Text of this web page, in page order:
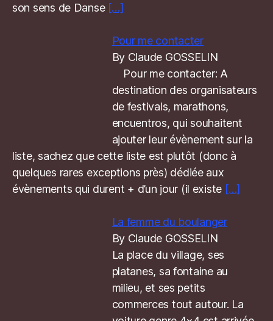
son sens de Danse […]
Pour me contacter
By Claude GOSSELIN
Pour me contacter: A
destination des organisateurs
de festivals, marathons,
encuentros, qui souhaitent
ajouter leur évènement sur la
liste, sachez que cette liste est plutôt (donc à
quelques rares exceptions près) dédiée aux
évènements qui durent + d’un jour (il existe […]
La femme du boulanger
By Claude GOSSELIN
La place du village, ses
platanes, sa fontaine au
milieu, et ses petits
commerces tout autour. La